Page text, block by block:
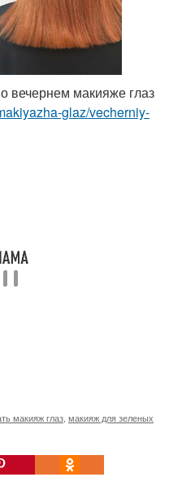
макияже глаз
glaz/vecherniy-
макияж глаз макияж для зеленых